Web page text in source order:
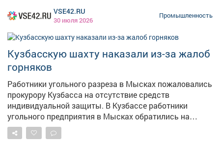
подготовку почти 65 млн рублей. Угольщики сообщили
удержание действующего кадрового состава,
создание стабильных условий труда и развитие
профессионального потенциала сотрудников. Фото:
magnific.com
VSE42.RU
30 июля 2026
Промышленность
Кузбасскую шахту наказали из-за жалоб
горняков
Работники угольного разреза в Мысках пожаловались
прокурору Кузбасса на отсутствие средств
индивидуальной защиты. В Кузбассе работники
угольного предприятия в Мысках обратились на
личный приём к прокурору области с жалобой на
нарушение трудового законодательства. Как